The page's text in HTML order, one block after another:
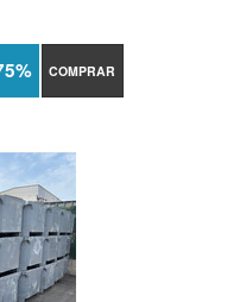
COMPRAR